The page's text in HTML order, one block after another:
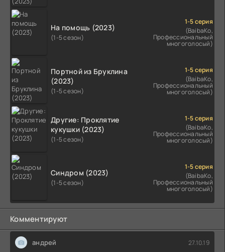
На помощь (2023)
(1-5 сезон)
1-5 серия
(BaibaKo,
Профессиональный
многоголосый)
Портной из Бруклина
(2023)
(1-5 сезон)
1-5 серия
(BaibaKo,
Профессиональный
многоголосый)
Другие: Проклятие
кукушки (2023)
(1-5 сезон)
1-5 серия
(BaibaKo,
Профессиональный
многоголосый)
Синдром (2023)
(1-5 сезон)
1-5 серия
(BaibaKo,
Профессиональный
многоголосый)
Комментируют
андрей 27.10.19